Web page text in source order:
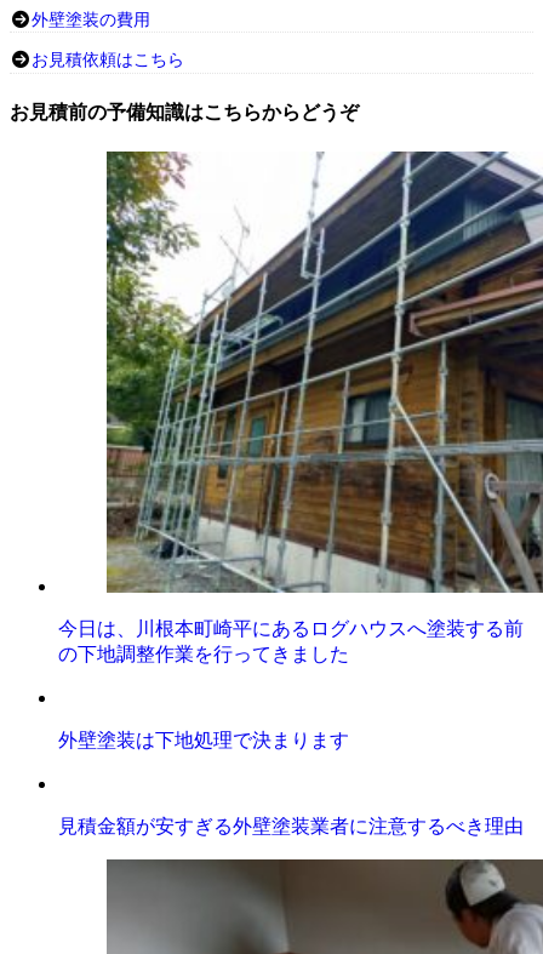
外壁塗装の費用
お見積依頼はこちら
お見積前の予備知識はこちらからどうぞ
今日は、川根本町崎平にあるログハウスへ塗装する前
の下地調整作業を行ってきました
外壁塗装は下地処理で決まります
見積金額が安すぎる外壁塗装業者に注意するべき理由